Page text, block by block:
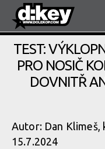
TEST:
PRO NOSIČ
DOVNITŘ
Autor: Dan Klimeš,
15.7.2024